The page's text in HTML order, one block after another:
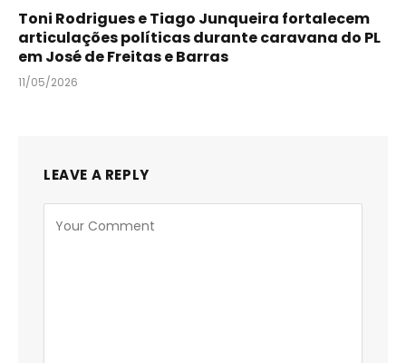
Toni Rodrigues e Tiago Junqueira fortalecem
articulações políticas durante caravana do PL
em José de Freitas e Barras
11/05/2026
LEAVE A REPLY